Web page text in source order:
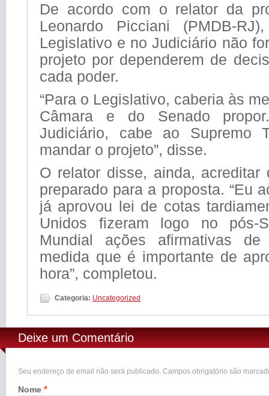
De acordo com o relator da
Leonardo Picciani (PMDB-
Legislativo e no Judiciário não
projeto por dependerem de
cada poder.
“Para o Legislativo, caberia às
Câmara e do Senado
Judiciário, cabe ao Supremo
mandar o projeto”, disse.
O relator disse, ainda,
preparado para a proposta. “Eu
já aprovou lei de cotas
Unidos fizeram logo no pós-
Mundial ações afirmativas
medida que é importante de
hora”, completou.
Categoria: Uncategorized
Deixe um Comentário
Seu endereço de email não será publicado. Campos obrigatório são
Nome *